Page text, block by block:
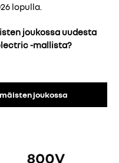
lopulla.
joukossa uudesta
-mallista?
joukossa